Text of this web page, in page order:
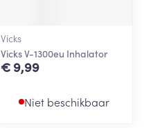
Vicks
Vicks V-1300eu Inhalator
€ 9,99
Niet beschikbaar